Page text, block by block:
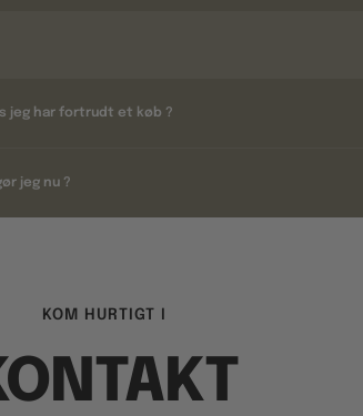
jeg har fortrudt et køb ?
jeg nu ?
KOM HURTIGT I